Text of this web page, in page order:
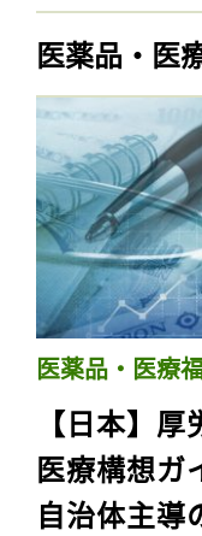
医薬品・医
医薬品・医療
【日本】
医療構想ガ
自治体主導